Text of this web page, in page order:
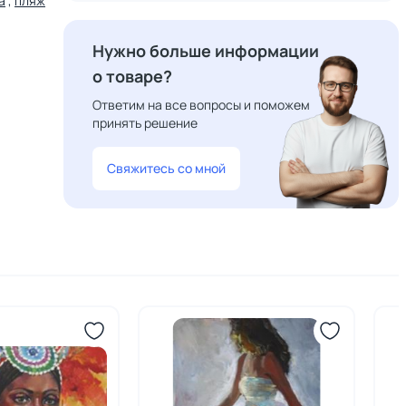
Нужно больше информации
о товаре?
Ответим на все вопросы и поможем
принять решение
Свяжитесь со мной